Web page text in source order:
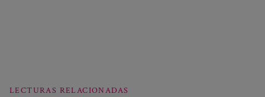
LECTURAS RELACIONADAS